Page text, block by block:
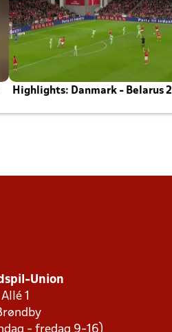
Highlights: Danmark - Belarus
Union
1